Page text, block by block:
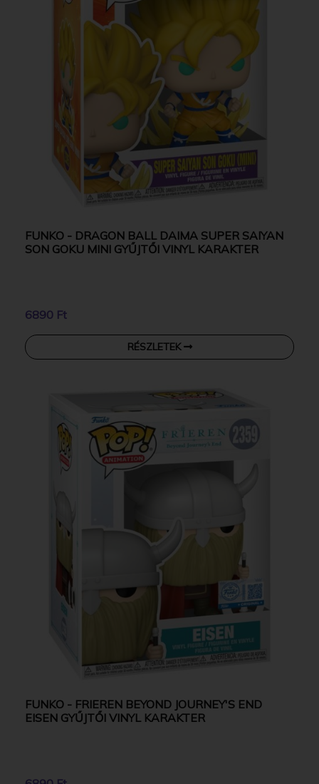
FUNKO - DRAGON BALL DAIMA SUPER SAIYAN
SON GOKU MINI GYŰJTŐI VINYL KARAKTER
6890 Ft
RÉSZLETEK
FUNKO - FRIEREN BEYOND JOURNEY'S END
EISEN GYŰJTŐI VINYL KARAKTER